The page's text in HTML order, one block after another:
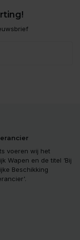
voeren wij het
Wapen en de titel ‘Bij
Beschikking